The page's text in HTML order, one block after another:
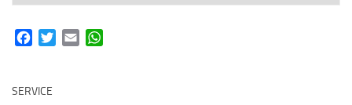
FacebookTwitterEmail
SERVICE